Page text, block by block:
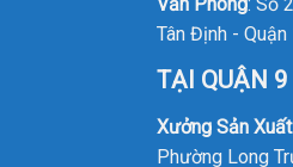
Tân Định - Quận
TẠI QUẬN 9
Xưởng Sản Xuất
Phường Long